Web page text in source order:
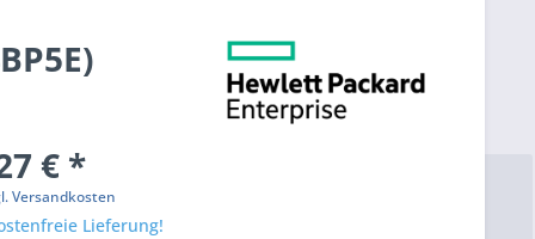
€ *
Versandkosten
Lieferung!